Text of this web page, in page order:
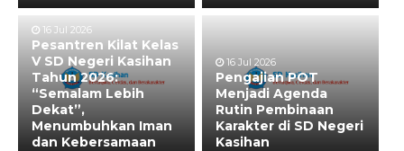
16 Jul 2026
Pesantren Kilat Kelas
V SD Negeri Kasihan
Tahun 2026:
“Semalam Lebih
Dekat”,
Menumbuhkan Iman
dan Kebersamaan
16 Jul 2026
Pengajian POT
Menjadi Agenda
Rutin Pembinaan
Karakter di SD Negeri
Kasihan